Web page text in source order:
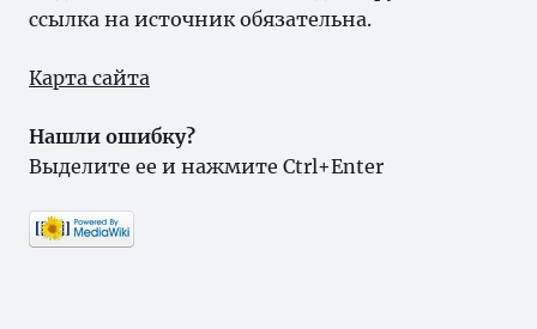
ссылка на источник обязательна.
Карта сайта
Нашли ошибку?
Выделите ее и нажмите Ctrl+Enter